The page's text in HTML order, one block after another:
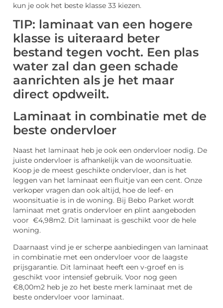
kun je ook het beste klasse 33 kiezen.
TIP: laminaat van een hogere
klasse is uiteraard beter
bestand tegen vocht. Een plas
water zal dan geen schade
aanrichten als je het maar
direct opdweilt.
Laminaat in combinatie met de
beste ondervloer
Naast het laminaat heb je ook een ondervloer nodig. De
juiste ondervloer is afhankelijk van de woonsituatie.
Koop je de meest geschikte ondervloer, dan is het
leggen van het laminaat een fluitje van een cent. Onze
verkoper vragen dan ook altijd, hoe de leef- en
woonsituatie is in de woning. Bij Bebo Parket wordt
laminaat met gratis ondervloer en plint aangeboden
voor €4,98m2. Dit laminaat is geschikt voor de hele
woning.
Daarnaast vind je er scherpe aanbiedingen van laminaat
in combinatie met een ondervloer voor de laagste
prijsgarantie. Dit laminaat heeft een v-groef en is
geschikt voor intensief gebruik. Voor nog geen
€8,00m2 heb je zo het beste merk laminaat met de
beste ondervloer voor laminaat.